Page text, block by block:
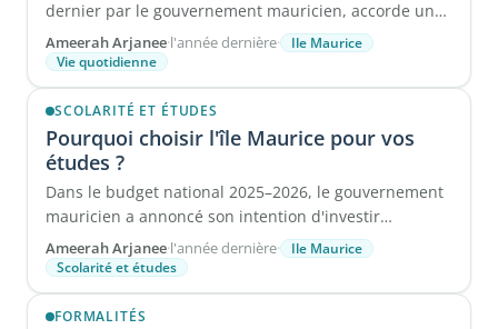
dernier par le gouvernement mauricien, accorde une
place centrale au rôle futur de ...
Ameerah Arjanee·l'année dernière·
Ile Maurice
Vie quotidienne
SCOLARITÉ ET ÉTUDES
Pourquoi choisir l'île Maurice pour vos
études ?
Dans le budget national 2025–2026, le gouvernement
mauricien a annoncé son intention d'investir
plusieurs millions de roupies dans ...
Ameerah Arjanee·l'année dernière·
Ile Maurice
Scolarité et études
FORMALITÉS